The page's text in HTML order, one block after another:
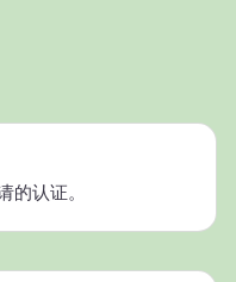
的认证。